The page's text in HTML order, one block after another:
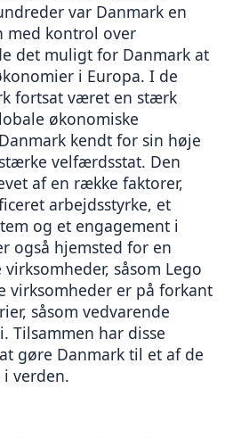
var Danmark en
med kontrol over
det muligt for Danmark at
i Europa. I de
fortsat været en stærk
økonomiske
kendt for sin høje
velfærdsstat. Den
af en række faktorer,
arbejdsstyrke, et
og et engagement i
også hjemsted for en
såsom Lego
virksomheder er på forkant
såsom vedvarende
Tilsammen har disse
gøre Danmark til et af de
verden.